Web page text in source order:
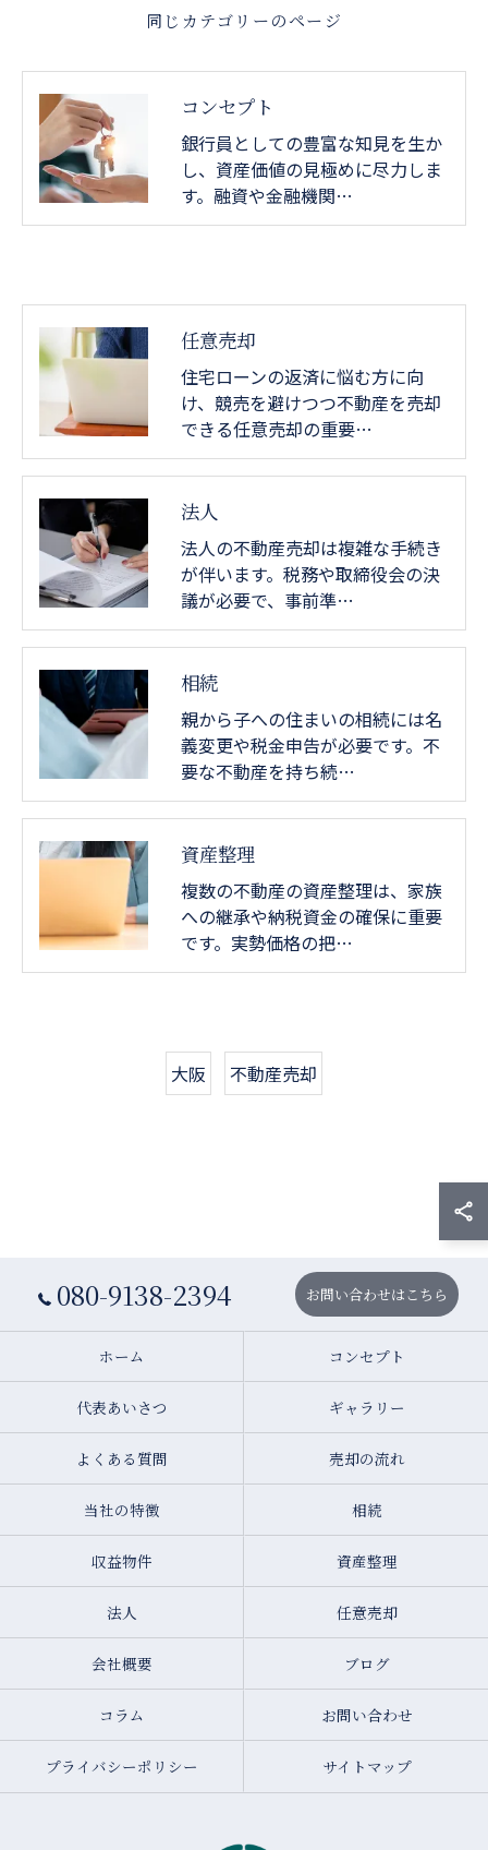
同じカテゴリーのページ
コンセプト
銀行員としての豊富な知見を生か
し、資産価値の見極めに尽力しま
す。融資や金融機関…
任意売却
住宅ローンの返済に悩む方に向
け、競売を避けつつ不動産を売却
できる任意売却の重要…
法人
法人の不動産売却は複雑な手続き
が伴います。税務や取締役会の決
議が必要で、事前準…
相続
親から子への住まいの相続には名
義変更や税金申告が必要です。不
要な不動産を持ち続…
資産整理
複数の不動産の資産整理は、家族
への継承や納税資金の確保に重要
です。実勢価格の把…
大阪 不動産売却
080-9138-2394 お問い合わせはこちら
ホーム コンセプト
代表あいさつ ギャラリー
よくある質問 売却の流れ
当社の特徴 相続
収益物件 資産整理
法人 任意売却
会社概要 ブログ
コラム お問い合わせ
プライバシーポリシー サイトマップ